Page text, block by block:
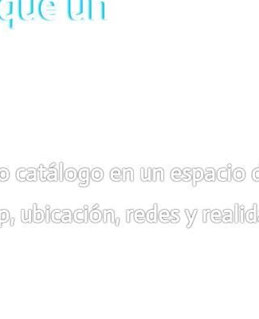
catálogo en un
ubicación, redes y